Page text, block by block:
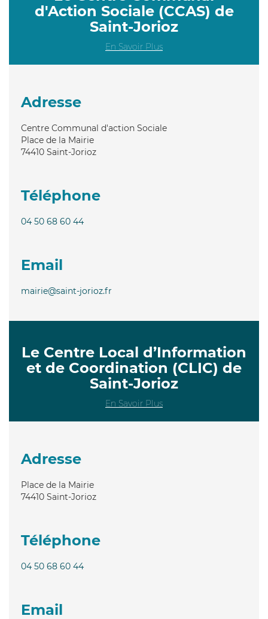
d'Action Sociale (CCAS) de
Saint-Jorioz
En Savoir Plus
Adresse
Centre Communal d'action Sociale
Place de la Mairie
74410 Saint-Jorioz
Téléphone
04 50 68 60 44
Email
mairie@saint-jorioz.fr
Le Centre Local d’Information
et de Coordination (CLIC) de
Saint-Jorioz
En Savoir Plus
Adresse
Place de la Mairie
74410 Saint-Jorioz
Téléphone
04 50 68 60 44
Email